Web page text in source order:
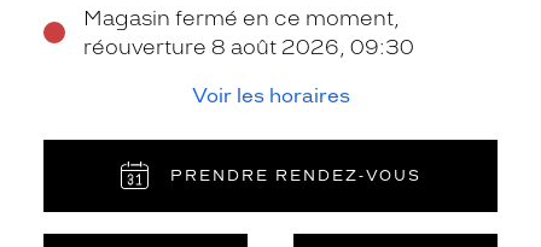
Magasin fermé en ce moment,
réouverture 8 août 2026, 09:30
Voir les horaires
PRENDRE RENDEZ‑VOUS